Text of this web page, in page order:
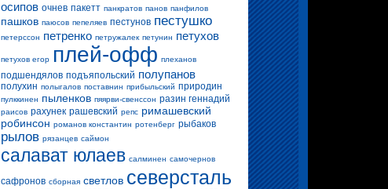
осипов очнев пакетт панкратов панов панфилов
пашков паюсов пепеляев пестунов пестушко
петерссон петренко петружалек петунин петухов
петухов егор плей-офф плеханов
подшендялов подъяпольский полупанов
полухин полыгалов поставнин прибыльский природин
пулккинен пыленков пяярви-свенссон разин геннадий
раисов рахунек рашевский репс римашевский
робинсон романов константин ротенберг рыбаков
рылов рязанцев саймон
салават юлаев салминен самочернов
сафронов сборная светлов северсталь